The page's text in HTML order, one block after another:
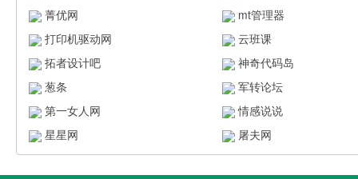
菁优网
mt管理器
打印机驱动网
云班课
拓者设计吧
神奇代码岛
葱条
军转论坛
第一女人网
情感说说
星星网
屠夫网